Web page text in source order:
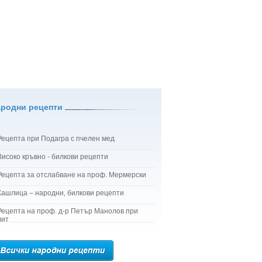
рецепти
при Подагра с пчелен мед
кръвно - билкови рецепти
за отслабване на проф. Мермерски
– народни, билкови рецепти
на проф. д-р Петър Манолов при